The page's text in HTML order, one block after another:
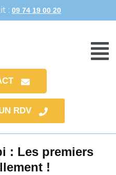
: 09 74 19 00 20
RDV
: Les premiers
!